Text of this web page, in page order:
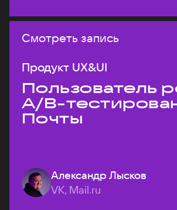
Смотреть запись
Продукт UX&UI
Пользователь
A/B-
Почты
Александр Лысков
VK, Mail.ru